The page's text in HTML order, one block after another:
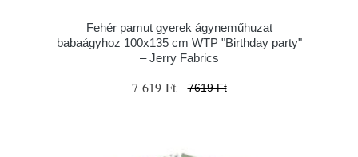
Fehér pamut gyerek ágyneműhuzat
babaágyhoz 100x135 cm WTP "Birthday party"
– Jerry Fabrics
7 619 Ft 7619 Ft